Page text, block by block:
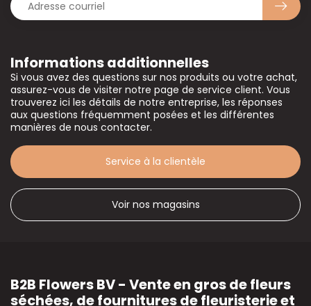
Informations additionnelles
Si vous avez des questions sur nos produits ou votre achat,
assurez-vous de visiter notre page de service client. Vous
trouverez ici les détails de notre entreprise, les réponses
aux questions fréquemment posées et les différentes
manières de nous contacter.
Service à la clientèle
Voir nos magasins
B2B Flowers BV - Vente en gros de fleurs
séchées, de fournitures de fleuristerie et